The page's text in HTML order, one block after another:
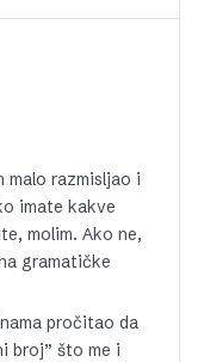
malo razmisljao i
imate kakve
molim. Ako ne,
gramatičke
pročitao da
broj” što me i